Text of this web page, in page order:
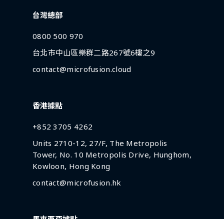
台灣總部
0800 500 970
台北市中山區樂群二路267號6樓之9
contact@microfusion.cloud
香港據點
+852 3705 4262
Units 2710-12, 27/F, The Metropolis
Tower, No. 10 Metropolis Drive, Hunghom,
Kowloon, Hong Kong
contact@microfusion.hk